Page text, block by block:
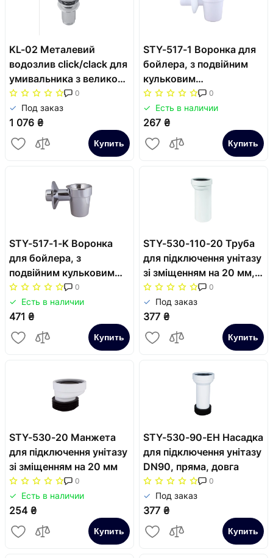
KL-02 Металевий
водозлив click/clack для
умивальника з великою
заглушкою,5/4"
0
Под заказ
1 076 ₴
Купить
STY-517-1 Воронка для
бойлера, з подвійним
кульковим
гідрозакривачем, біла
0
Есть в наличии
267 ₴
Купить
STY-517-1-K Воронка
для бойлера, з
подвійним кульковим
гідрозакривачем,
хромована
0
Есть в наличии
471 ₴
Купить
STY-530-110-20 Труба
для підключення унітазу
зі зміщенням на 20 мм,
DN110
0
Под заказ
377 ₴
Купить
STY-530-20 Манжета
для підключення унітазу
зі зміщенням на 20 мм
0
Есть в наличии
254 ₴
Купить
STY-530-90-EH Насадка
для підключення унітазу
DN90, пряма, довга
0
Под заказ
377 ₴
Купить